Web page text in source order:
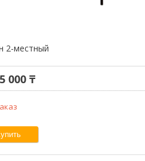
2-местный
000 ₸